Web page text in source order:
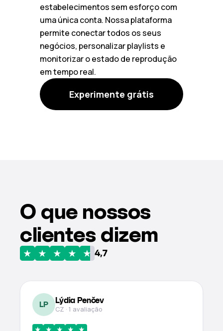
estabelecimentos sem esforço com
uma única conta. Nossa plataforma
permite conectar todos os seus
negócios, personalizar playlists e
monitorizar o estado de reprodução
em tempo real.
Experimente grátis
O que nossos
clientes dizem
★ ★ ★ ★ ★ 4,7
LP Lýdia Penčev
CZ · 1 avaliação